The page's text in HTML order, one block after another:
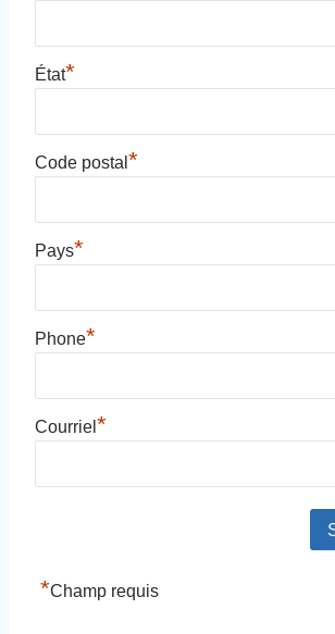
État*
Code postal *
Pays*
Phone*
Courriel *
*Champ requis